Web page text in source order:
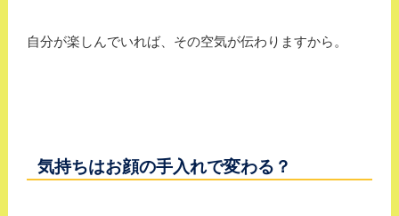
自分が楽しんでいれば、その空気が伝わりますから。
気持ちはお顔の手入れで変わる？